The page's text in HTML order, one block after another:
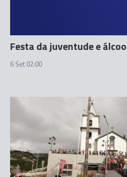
Festa da juventude e
6 Set 02:00